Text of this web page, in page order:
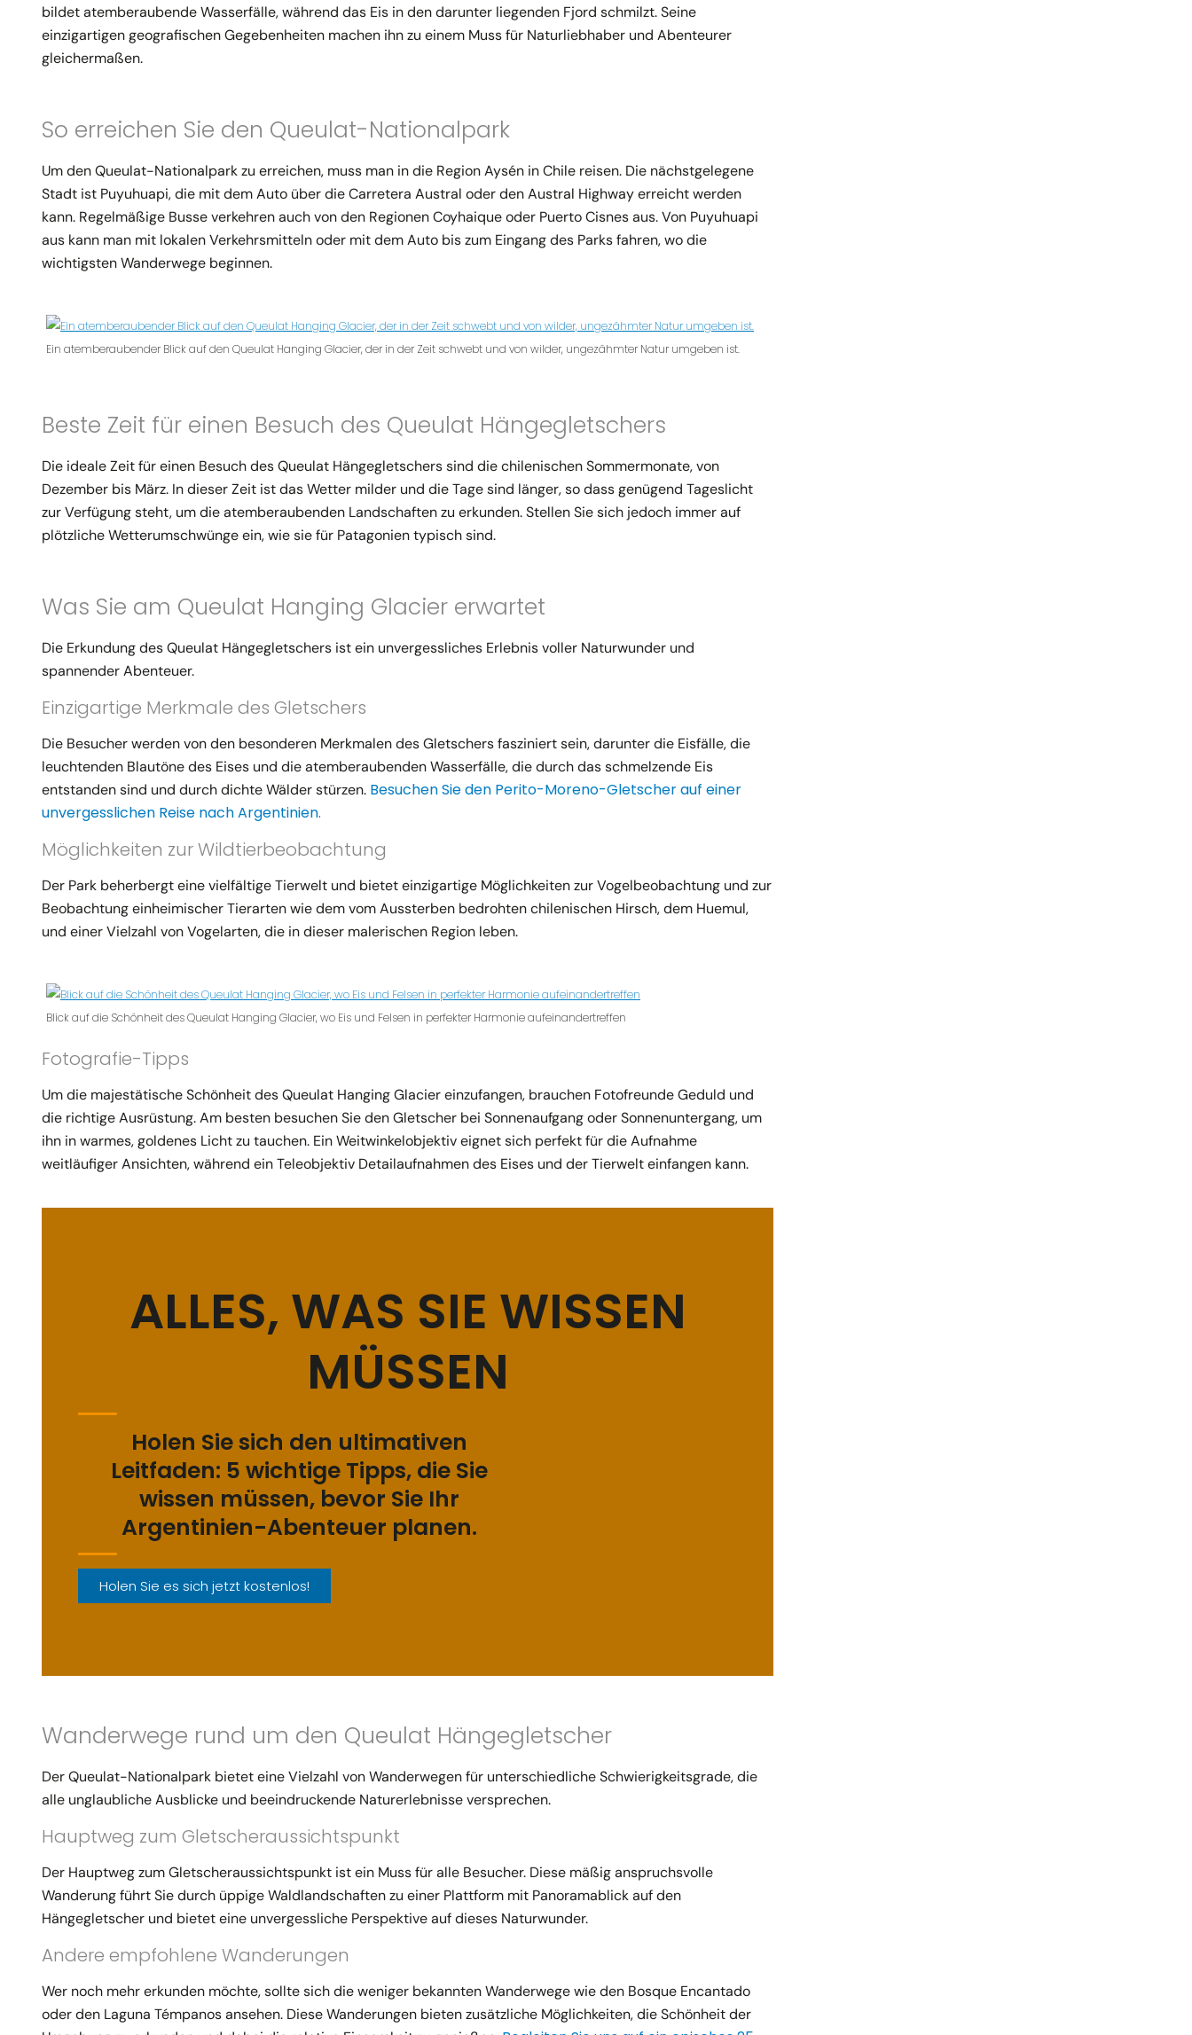
bildet atemberaubende Wasserfälle, während das Eis in den darunter liegenden Fjord schmilzt. Seine
einzigartigen geografischen Gegebenheiten machen ihn zu einem Muss für Naturliebhaber und Abenteurer
gleichermaßen.
So erreichen Sie den Queulat-Nationalpark
Um den Queulat-Nationalpark zu erreichen, muss man in die Region Aysén in Chile reisen. Die nächstgelegene
Stadt ist Puyuhuapi, die mit dem Auto über die Carretera Austral oder den Austral Highway erreicht werden
kann. Regelmäßige Busse verkehren auch von den Regionen Coyhaique oder Puerto Cisnes aus. Von Puyuhuapi
aus kann man mit lokalen Verkehrsmitteln oder mit dem Auto bis zum Eingang des Parks fahren, wo die
wichtigsten Wanderwege beginnen.
Ein atemberaubender Blick auf den Queulat Hanging Glacier, der in der Zeit schwebt und von wilder, ungezähmter Natur umgeben ist.
Beste Zeit für einen Besuch des Queulat Hängegletschers
Die ideale Zeit für einen Besuch des Queulat Hängegletschers sind die chilenischen Sommermonate, von
Dezember bis März. In dieser Zeit ist das Wetter milder und die Tage sind länger, so dass genügend Tageslicht
zur Verfügung steht, um die atemberaubenden Landschaften zu erkunden. Stellen Sie sich jedoch immer auf
plötzliche Wetterumschwünge ein, wie sie für Patagonien typisch sind.
Was Sie am Queulat Hanging Glacier erwartet
Die Erkundung des Queulat Hängegletschers ist ein unvergessliches Erlebnis voller Naturwunder und
spannender Abenteuer.
Einzigartige Merkmale des Gletschers
Die Besucher werden von den besonderen Merkmalen des Gletschers fasziniert sein, darunter die Eisfälle, die
leuchtenden Blautöne des Eises und die atemberaubenden Wasserfälle, die durch das schmelzende Eis
entstanden sind und durch dichte Wälder stürzen. Besuchen Sie den Perito-Moreno-Gletscher auf einer
unvergesslichen Reise nach Argentinien.
Möglichkeiten zur Wildtierbeobachtung
Der Park beherbergt eine vielfältige Tierwelt und bietet einzigartige Möglichkeiten zur Vogelbeobachtung und zur
Beobachtung einheimischer Tierarten wie dem vom Aussterben bedrohten chilenischen Hirsch, dem Huemul,
und einer Vielzahl von Vogelarten, die in dieser malerischen Region leben.
Blick auf die Schönheit des Queulat Hanging Glacier, wo Eis und Felsen in perfekter Harmonie aufeinandertreffen
Fotografie-Tipps
Um die majestätische Schönheit des Queulat Hanging Glacier einzufangen, brauchen Fotofreunde Geduld und
die richtige Ausrüstung. Am besten besuchen Sie den Gletscher bei Sonnenaufgang oder Sonnenuntergang, um
ihn in warmes, goldenes Licht zu tauchen. Ein Weitwinkelobjektiv eignet sich perfekt für die Aufnahme
weitläufiger Ansichten, während ein Teleobjektiv Detailaufnahmen des Eises und der Tierwelt einfangen kann.
ALLES, WAS SIE WISSEN
MÜSSEN
Holen Sie sich den ultimativen
Leitfaden: 5 wichtige Tipps, die Sie
wissen müssen, bevor Sie Ihr
Argentinien-Abenteuer planen.
Holen Sie es sich jetzt kostenlos!
Wanderwege rund um den Queulat Hängegletscher
Der Queulat-Nationalpark bietet eine Vielzahl von Wanderwegen für unterschiedliche Schwierigkeitsgrade, die
alle unglaubliche Ausblicke und beeindruckende Naturerlebnisse versprechen.
Hauptweg zum Gletscheraussichtspunkt
Der Hauptweg zum Gletscheraussichtspunkt ist ein Muss für alle Besucher. Diese mäßig anspruchsvolle
Wanderung führt Sie durch üppige Waldlandschaften zu einer Plattform mit Panoramablick auf den
Hängegletscher und bietet eine unvergessliche Perspektive auf dieses Naturwunder.
Andere empfohlene Wanderungen
Wer noch mehr erkunden möchte, sollte sich die weniger bekannten Wanderwege wie den Bosque Encantado
oder den Laguna Témpanos ansehen. Diese Wanderungen bieten zusätzliche Möglichkeiten, die Schönheit der